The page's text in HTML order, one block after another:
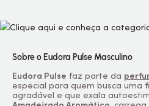
Sobre o Eudora Pulse Masculino
Eudora Pulse faz parte da
especial para quem busca uma
agradável e que exala